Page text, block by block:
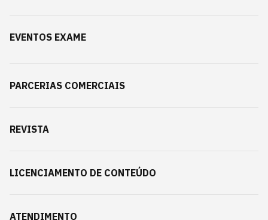
EVENTOS EXAME
PARCERIAS COMERCIAIS
REVISTA
LICENCIAMENTO DE CONTEÚDO
ATENDIMENTO